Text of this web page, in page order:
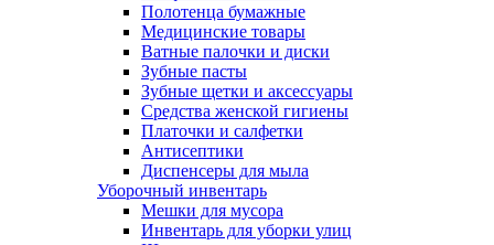
Полотенца бумажные
Медицинские товары
Ватные палочки и диски
Зубные пасты
Зубные щетки и аксессуары
Средства женской гигиены
Платочки и салфетки
Антисептики
Диспенсеры для мыла
Уборочный инвентарь
Мешки для мусора
Инвентарь для уборки улиц